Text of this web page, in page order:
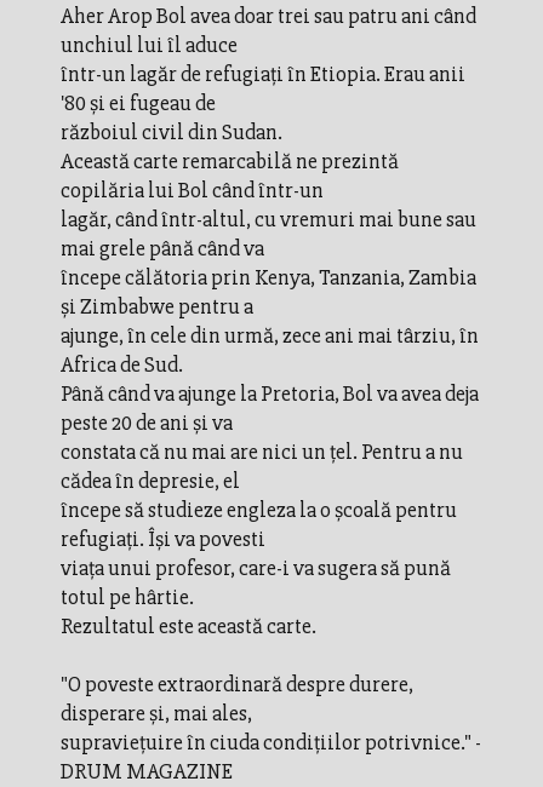
Aher Arop Bol avea doar trei sau patru ani când
unchiul lui îl aduce
într-un lagăr de refugiaţi în Etiopia. Erau anii
'80 şi ei fugeau de
războiul civil din Sudan.
Această carte remarcabilă ne prezintă
copilăria lui Bol când într-un
lagăr, când într-altul, cu vremuri mai bune sau
mai grele până când va
începe călătoria prin Kenya, Tanzania, Zambia
şi Zimbabwe pentru a
ajunge, în cele din urmă, zece ani mai târziu, în
Africa de Sud.
Până când va ajunge la Pretoria, Bol va avea deja
peste 20 de ani şi va
constata că nu mai are nici un ţel. Pentru a nu
cădea în depresie, el
începe să studieze engleza la o şcoală pentru
refugiaţi. Îşi va povesti
viaţa unui profesor, care-i va sugera să pună
totul pe hârtie.
Rezultatul este această carte.
"O poveste extraordinară despre durere,
disperare şi, mai ales,
supravieţuire în ciuda condiţiilor potrivnice." -
DRUM MAGAZINE